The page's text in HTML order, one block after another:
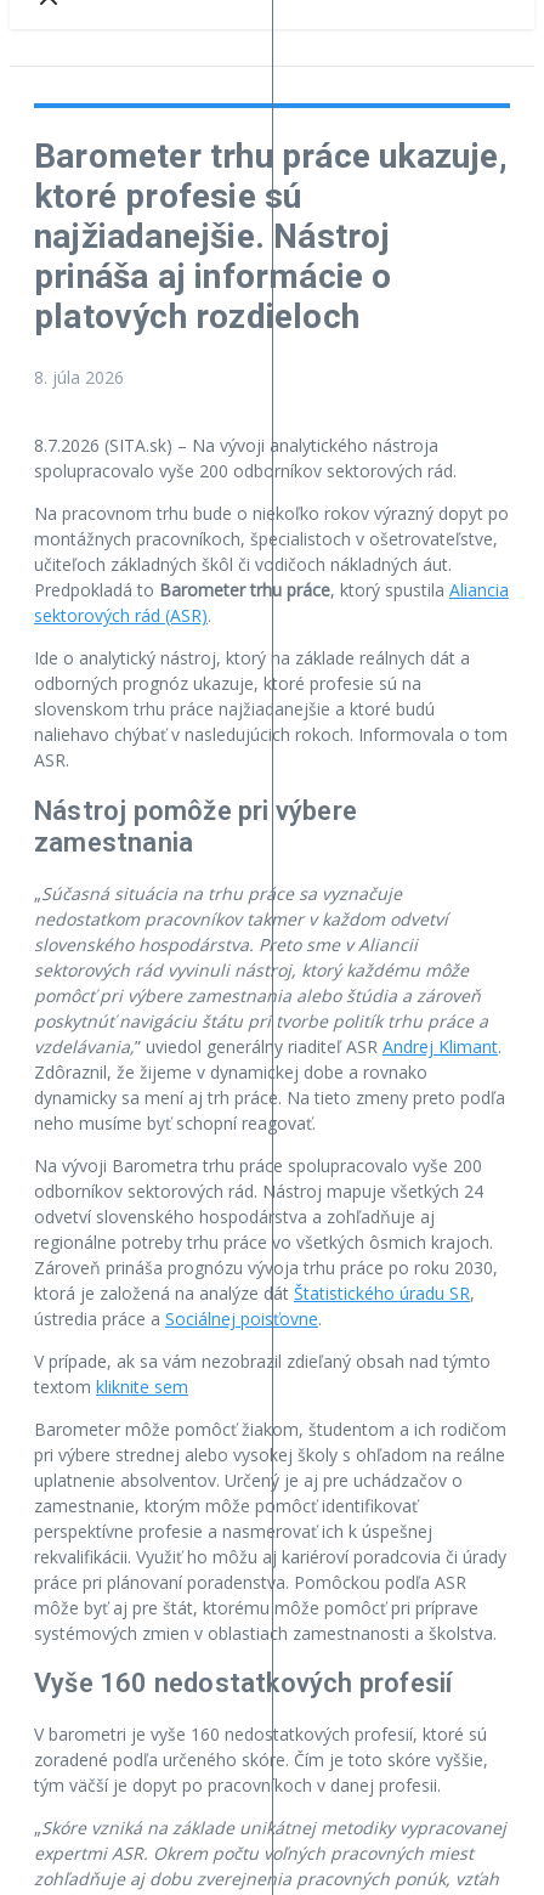
Barometer trhu práce ukazuje,
ktoré profesie sú
najžiadanejšie. Nástroj
prináša aj informácie o
platových rozdieloch
8. júla 2026
8.7.2026 (SITA.sk) – Na vývoji analytického nástroja
spolupracovalo vyše 200 odborníkov sektorových rád.
Na pracovnom trhu bude o niekoľko rokov výrazný dopyt po
montážnych pracovníkoch, špecialistoch v ošetrovateľstve,
učiteľoch základných škôl či vodičoch nákladných áut.
Predpokladá to Barometer trhu práce, ktorý spustila Aliancia
sektorových rád (ASR).
Ide o analytický nástroj, ktorý na základe reálnych dát a
odborných prognóz ukazuje, ktoré profesie sú na
slovenskom trhu práce najžiadanejšie a ktoré budú
naliehavo chýbať v nasledujúcich rokoch. Informovala o tom
ASR.
Nástroj pomôže pri výbere
zamestnania
„Súčasná situácia na trhu práce sa vyznačuje
nedostatkom pracovníkov takmer v každom odvetví
slovenského hospodárstva. Preto sme v Aliancii
sektorových rád vyvinuli nástroj, ktorý každému môže
pomôcť pri výbere zamestnania alebo štúdia a zároveň
poskytnúť navigáciu štátu pri tvorbe politík trhu práce a
vzdelávania,” uviedol generálny riaditeľ ASR Andrej Klimant.
Zdôraznil, že žijeme v dynamickej dobe a rovnako
dynamicky sa mení aj trh práce. Na tieto zmeny preto podľa
neho musíme byť schopní reagovať.
Na vývoji Barometra trhu práce spolupracovalo vyše 200
odborníkov sektorových rád. Nástroj mapuje všetkých 24
odvetví slovenského hospodárstva a zohľadňuje aj
regionálne potreby trhu práce vo všetkých ôsmich krajoch.
Zároveň prináša prognózu vývoja trhu práce po roku 2030,
ktorá je založená na analýze dát Štatistického úradu SR,
ústredia práce a Sociálnej poisťovne.
V prípade, ak sa vám nezobrazil zdieľaný obsah nad týmto
textom kliknite sem
Barometer môže pomôcť žiakom, študentom a ich rodičom
pri výbere strednej alebo vysokej školy s ohľadom na reálne
uplatnenie absolventov. Určený je aj pre uchádzačov o
zamestnanie, ktorým môže pomôcť identifikovať
perspektívne profesie a nasmerovať ich k úspešnej
rekvalifikácii. Využiť ho môžu aj kariéroví poradcovia či úrady
práce pri plánovaní poradenstva. Pomôckou podľa ASR
môže byť aj pre štát, ktorému môže pomôcť pri príprave
systémových zmien v oblastiach zamestnanosti a školstva.
Vyše 160 nedostatkových profesií
V barometri je vyše 160 nedostatkových profesií, ktoré sú
zoradené podľa určeného skóre. Čím je toto skóre vyššie,
tým väčší je dopyt po pracovníkoch v danej profesii.
„Skóre vzniká na základe unikátnej metodiky vypracovanej
expertmi ASR. Okrem počtu voľných pracovných miest
zohľadňuje aj dobu zverejnenia pracovných ponúk, vzťah